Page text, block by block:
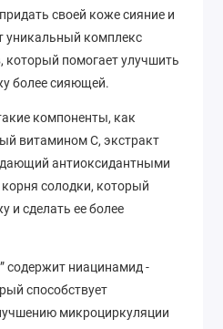
своей коже сияние и
уникальный комплекс
который помогает улучшить
более сияющей.
компоненты, как
витамином С, экстракт
антиоксидантными
солодки, который
и сделать ее более
содержит ниацинамид -
способствует
микроциркуляции